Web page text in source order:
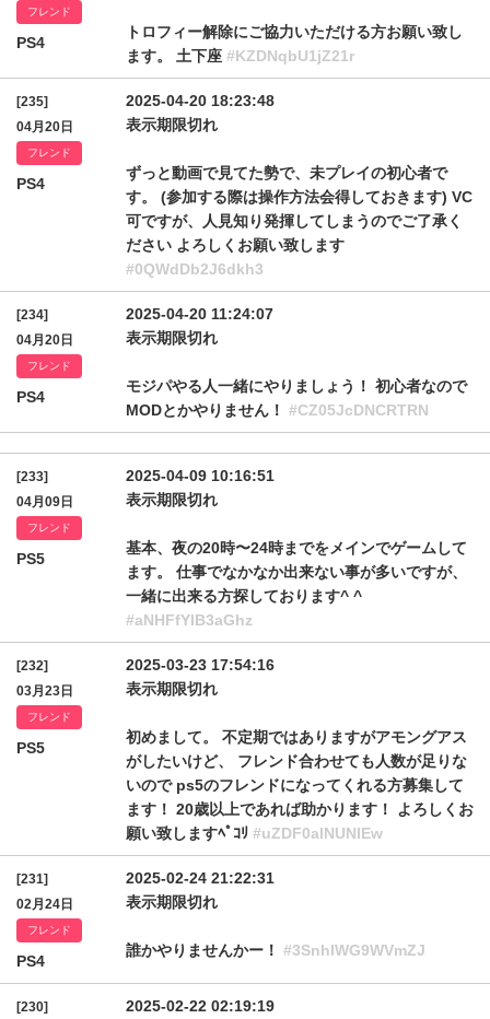
フレンド
PS4
トロフィー解除にご協力いただける方お願い致し
ます。 土下座 #KZDNqbU1jZ21r
[235]
04月20日
フレンド
PS4
2025-04-20 18:23:48
表示期限切れ
ずっと動画で見てた勢で、未プレイの初心者で
す。 (参加する際は操作方法会得しておきます) VC
可ですが、人見知り発揮してしまうのでご了承く
ださい よろしくお願い致します
#0QWdDb2J6dkh3
[234]
04月20日
フレンド
PS4
2025-04-20 11:24:07
表示期限切れ
モジパやる人一緒にやりましょう！ 初心者なので
MODとかやりません！ #CZ05JcDNCRTRN
[233]
04月09日
フレンド
PS5
2025-04-09 10:16:51
表示期限切れ
基本、夜の20時〜24時までをメインでゲームして
ます。 仕事でなかなか出来ない事が多いですが、
一緒に出来る方探しております^ ^
#aNHFfYlB3aGhz
[232]
03月23日
フレンド
PS5
2025-03-23 17:54:16
表示期限切れ
初めまして。 不定期ではありますがアモングアス
がしたいけど、 フレンド合わせても人数が足りな
いので ps5のフレンドになってくれる方募集して
ます！ 20歳以上であれば助かります！ よろしくお
願い致しますﾍﾟｺﾘ #uZDF0alNUNlEw
[231]
02月24日
フレンド
PS4
2025-02-24 21:22:31
表示期限切れ
誰かやりませんかー！ #3SnhlWG9WVmZJ
[230] 2025-02-22 02:19:19